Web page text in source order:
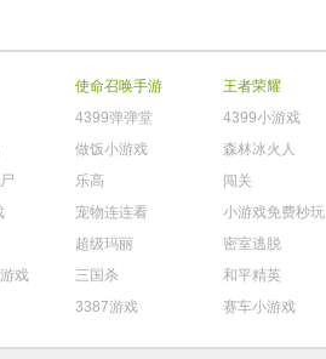
使命召唤手游 王者荣耀
4399弹弹堂 4399小游戏
做饭小游戏 森林冰火人
乐高 闯关
宠物连连看 小游戏免费秒玩
超级玛丽 密室逃脱
戏 三国杀 和平精英
3387游戏 赛车小游戏